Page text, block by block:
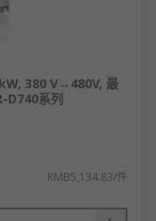
380 V→480V, 最
D740系列
RMB5,134.83/件